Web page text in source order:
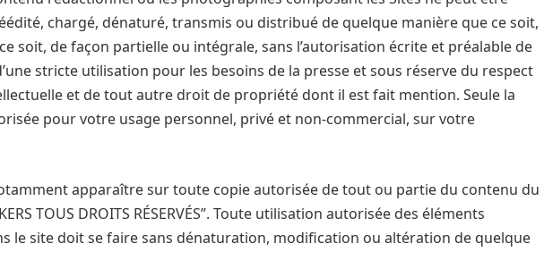
chargé, dénaturé, transmis ou distribué de quelque manière que ce soit,
soit, de façon partielle ou intégrale, sans l’autorisation écrite et préalable de
stricte utilisation pour les besoins de la presse et sous réserve du respect
et de tout autre droit de propriété dont il est fait mention. Seule la
pour votre usage personnel, privé et non-commercial, sur votre
apparaître sur toute copie autorisée de tout ou partie du contenu du
TOUS DROITS RÉSERVÉS”. Toute utilisation autorisée des éléments
le site doit se faire sans dénaturation, modification ou altération de quelque